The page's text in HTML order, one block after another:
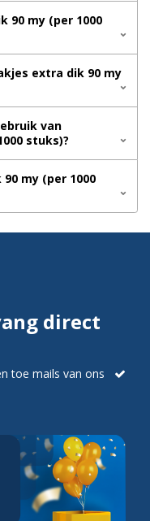
90 my (per 1000
extra dik 90 my
van
stuks)?
my (per 1000
direct
toe mails van ons